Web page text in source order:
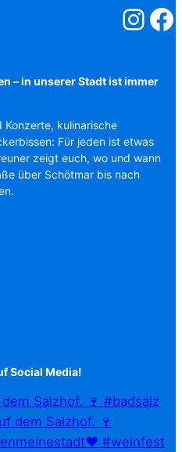
– in unserer Stadt ist immer
Konzerte, kulinarische
Für jeden ist etwas
zeigt euch, wo und wann
über Schötmar bis nach
Social Media!
Salzhof. 🍷 #badsalz